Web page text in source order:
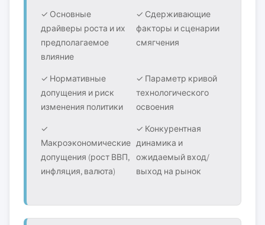
✓ Основные
драйверы роста и их
предполагаемое
влияние
✓ Сдерживающие
факторы и сценарии
смягчения
✓ Нормативные
допущения и риск
изменения политики
✓ Параметр кривой
технологического
освоения
✓
Макроэкономические
допущения (рост ВВП,
инфляция, валюта)
✓ Конкурентная
динамика и
ожидаемый вход/
выход на рынок